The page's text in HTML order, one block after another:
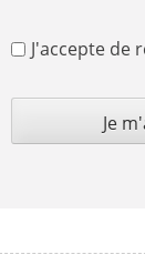
J'accepte de